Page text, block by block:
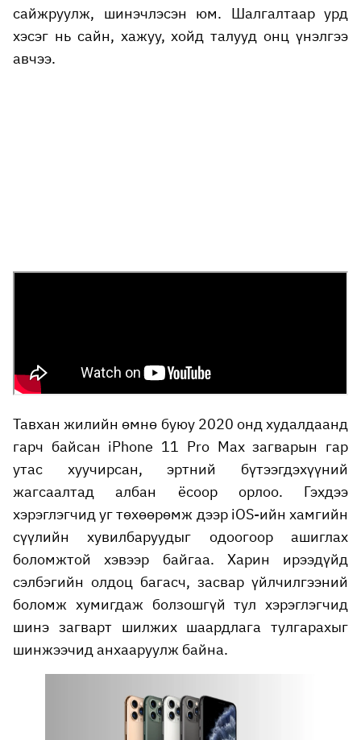
сайжруулж, шинэчлэсэн юм. Шалгалтаар урд
хэсэг нь сайн, хажуу, хойд талууд онц үнэлгээ
авчээ.
Тавхан жилийн өмнө буюу 2020 онд худалдаанд
гарч байсан iPhone 11 Pro Max загварын гар
утас хуучирсан, эртний бүтээгдэхүүний
жагсаалтад албан ёсоор орлоо. Гэхдээ
хэрэглэгчид уг төхөөрөмж дээр iOS-ийн хамгийн
сүүлийн хувилбаруудыг одоогоор ашиглах
боломжтой хэвээр байгаа. Харин ирээдүйд
сэлбэгийн олдоц багасч, засвар үйлчилгээний
боломж хумигдаж болзошгүй тул хэрэглэгчид
шинэ загварт шилжих шаардлага тулгарахыг
шинжээчид анхааруулж байна.